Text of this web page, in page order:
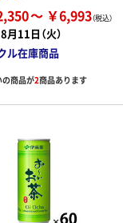
￥6,993
8月11日（火）
ル在庫商品
の商品が2商品あります